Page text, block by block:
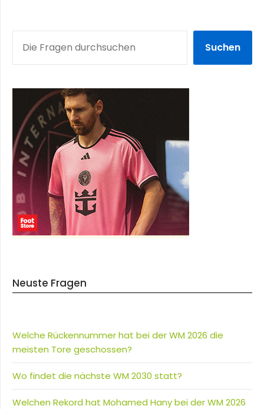
Suchen
Neuste Fragen
Welche Rückennummer hat bei der WM 2026 die
meisten Tore geschossen?
Wo findet die nächste WM 2030 statt?
Welchen Rekord hat Mohamed Hany bei der WM 2026